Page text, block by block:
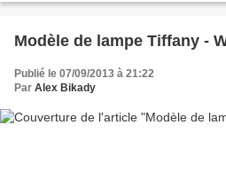
Modèle de lampe Tiffany -
Publié le 07/09/2013 à 21:22
Par Alex Bikady